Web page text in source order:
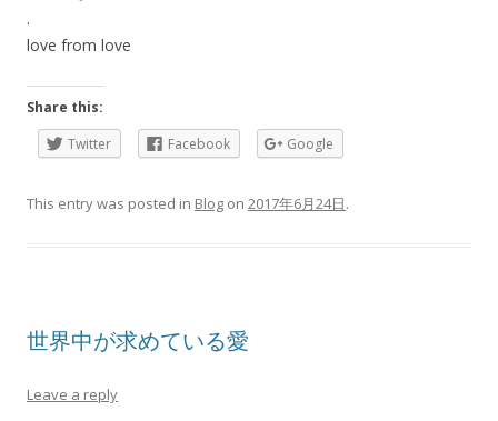
.
love from love
Share this:
Twitter
Facebook Google
This entry was posted in Blog on 2017年6月24日.
世界中が求めている愛
Leave a reply